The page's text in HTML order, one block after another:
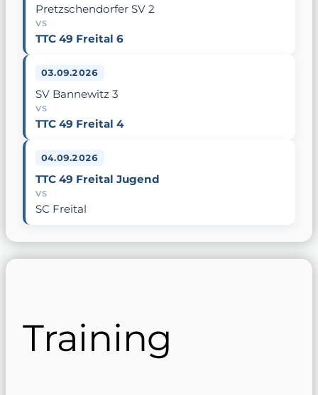
Pretzschendorfer SV 2
VS
TTC 49 Freital 6
03.09.2026
SV Bannewitz 3
VS
TTC 49 Freital 4
04.09.2026
TTC 49 Freital Jugend
VS
SC Freital
Training